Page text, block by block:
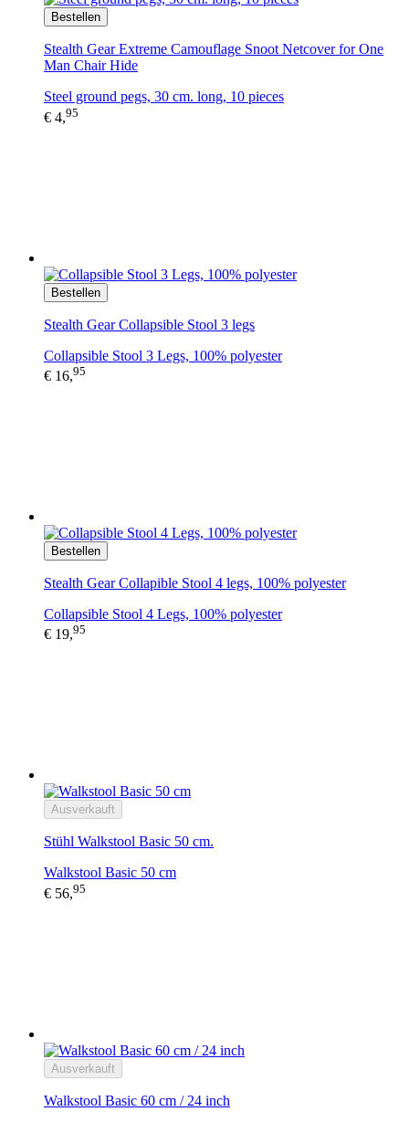
Bestellen
Stealth Gear Extreme Camouflage Snoot Netcover for One
Man Chair Hide
Steel ground pegs, 30 cm. long, 10 pieces
€ 4,95
Bestellen
Stealth Gear Collapsible Stool 3 legs
Collapsible Stool 3 Legs, 100% polyester
€ 16,95
Bestellen
Stealth Gear Collapible Stool 4 legs, 100% polyester
Collapsible Stool 4 Legs, 100% polyester
€ 19,95
Ausverkauft
Stühl Walkstool Basic 50 cm.
Walkstool Basic 50 cm
€ 56,95
Ausverkauft
Walkstool Basic 60 cm / 24 inch